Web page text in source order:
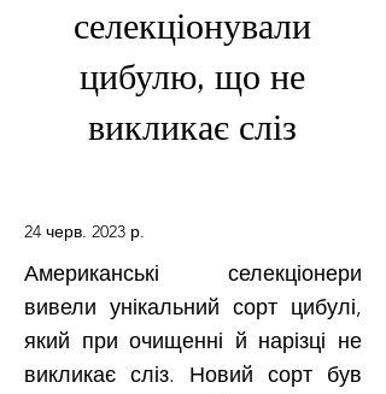
селекціонували
цибулю, що не
викликає сліз
24 черв. 2023 р.
Американські селекціонери
вивели унікальний сорт цибулі,
який при очищенні й нарізці не
викликає сліз. Новий сорт був